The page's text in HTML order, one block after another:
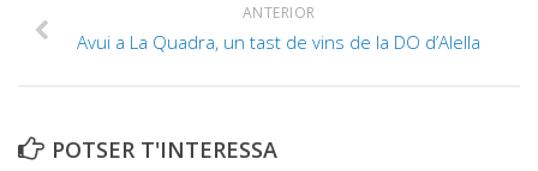
ANTERIOR
Avui a La Quadra, un tast de vins de la DO d’Alella
POTSER T'INTERESSA